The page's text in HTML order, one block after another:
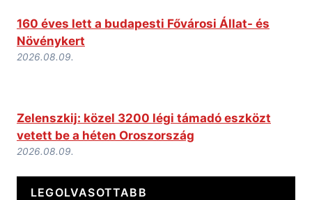
160 éves lett a budapesti Fővárosi Állat- és
Növénykert
2026.08.09.
Zelenszkij: közel 3200 légi támadó eszközt
vetett be a héten Oroszország
2026.08.09.
LEGOLVASOTTABB